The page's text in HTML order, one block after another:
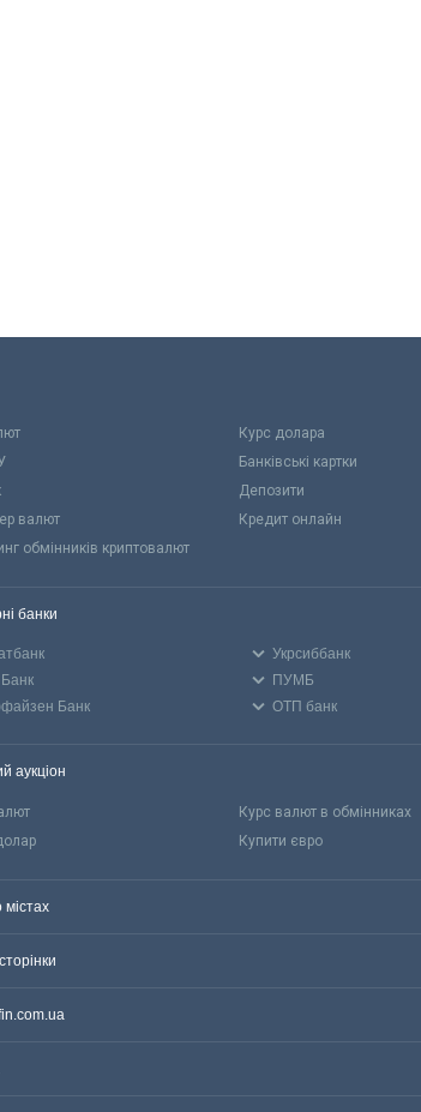
Курс долара
Банківські картки
Депозити
валют
Кредит онлайн
обмінників криптовалют
банки
Укрсиббанк
ПУМБ
Банк
ОТП банк
аукціон
Курс валют в обмінниках
Купити євро
містах